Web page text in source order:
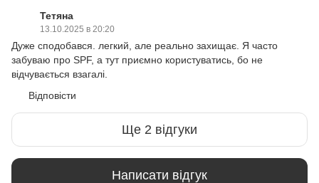
Тетяна
13.10.2025 в 20:20
Дуже сподобався. легкий, але реально захищає. Я часто
забуваю про SPF, а тут приємно користуватись, бо не
відчувається взагалі.
Відповісти
Ще 2 відгуки
Написати відгук